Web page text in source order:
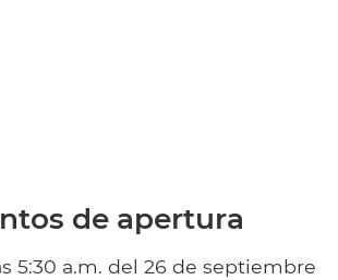
de apertura
5:30 a.m. del 26 de septiembre